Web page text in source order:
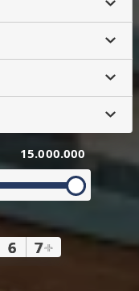
15.000.000
6 7+